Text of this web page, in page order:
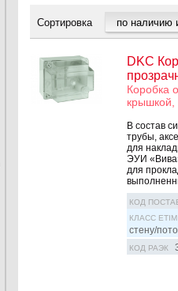
Сортировка
DKC
Коробка
крышкой,
В состав
трубы,
для
ЭУИ
для
КОД
КЛАСС ETIM
стену/
КОД РАЭК